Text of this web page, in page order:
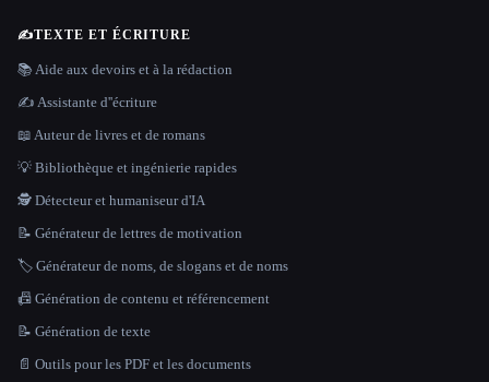
✍️TEXTE ET ÉCRITURE
📚 Aide aux devoirs et à la rédaction
✍️ Assistante d''écriture
📖 Auteur de livres et de romans
💡 Bibliothèque et ingénierie rapides
🕵️ Détecteur et humaniseur d'IA
📝 Générateur de lettres de motivation
🏷️ Générateur de noms, de slogans et de noms
📠 Génération de contenu et référencement
📝 Génération de texte
📄 Outils pour les PDF et les documents